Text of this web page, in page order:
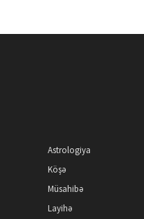
Astrologiya
Köşə
Müsahibə
Layihə